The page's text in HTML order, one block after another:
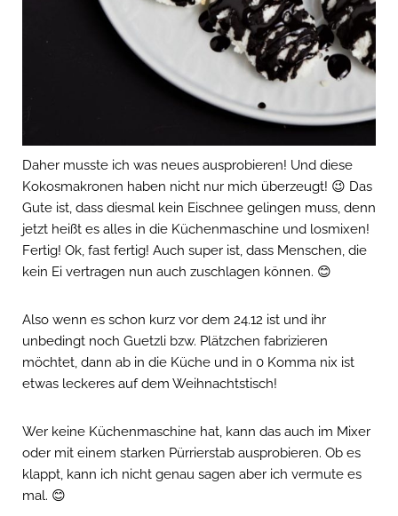
Daher musste ich was neues ausprobieren! Und diese
Kokosmakronen haben nicht nur mich überzeugt! 😉 Das
Gute ist, dass diesmal kein Eischnee gelingen muss, denn
jetzt heißt es alles in die Küchenmaschine und losmixen!
Fertig! Ok, fast fertig! Auch super ist, dass Menschen, die
kein Ei vertragen nun auch zuschlagen können. 😊
Also wenn es schon kurz vor dem 24.12 ist und ihr
unbedingt noch Guetzli bzw. Plätzchen fabrizieren
möchtet, dann ab in die Küche und in 0 Komma nix ist
etwas leckeres auf dem Weihnachtstisch!
Wer keine Küchenmaschine hat, kann das auch im Mixer
oder mit einem starken Pürrierstab ausprobieren. Ob es
klappt, kann ich nicht genau sagen aber ich vermute es
mal. 😊